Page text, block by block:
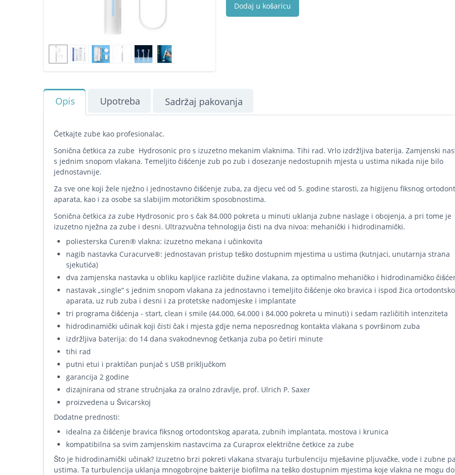
Dodaj u košaricu
Opis Upotreba Sadržaj pakovanja
Četkajte zube kao profesionalac.
Sonična četkica za zube Hydrosonic pro s izuzetno mekanim vlaknima. Tihi rad. Vrlo izdržljiva baterija. Zamjenski
s jednim snopom vlakana. Temeljito čišćenje zub po zub i dosezanje nedostupnih mjesta u ustima nikada nije bilo
jednostavnije.
Za sve one koji žele nježno i jednostavno čišćenje zuba, za djecu već od 5. godine starosti, za higijenu fiksnog
aparata, kao i za osobe sa slabijim motoričkim sposobnostima.
Sonična četkica za zube Hydrosonic pro s čak 84.000 pokreta u minuti uklanja zubne naslage i obojenja, a pri tome je
izuzetno nježna za zube i desni. Ultrazvučna tehnologija čisti na dva nivoa: mehanički i hidrodinamički.
poliesterska Curen® vlakna: izuzetno mekana i učinkovita
nagib nastavka Curacurve®: jednostavan pristup teško dostupnim mjestima u ustima (kutnjaci, unutarnja strana
sjekutića)
dva zamjenska nastavka u obliku kapljice različite dužine vlakana, za optimalno mehaničko i hidrodinamičko
nastavak „single“ s jednim snopom vlakana za jednostavno i temeljito čišćenje oko bravica i ispod žica
aparata, uz rub zuba i desni i za protetske nadomjeske i implantate
tri programa čišćenja - start, clean i smile (44.000, 64.000 i 84.000 pokreta u minuti) i sedam različitih intenziteta
hidrodinamički učinak koji čisti čak i mjesta gdje nema neposrednog kontakta vlakana s površinom zuba
izdržljiva baterija: do 14 dana svakodnevnog četkanja zuba po četiri minute
tihi rad
putni etui i praktičan punjač s USB priključkom
garancija 2 godine
dizajnirana od strane stručnjaka za oralno zdravlje, prof. Ulrich P. Saxer
proizvedena u Švicarskoj
Dodatne prednosti:
idealna za čišćenje bravica fiksnog ortodontskog aparata, zubnih implantata, mostova i krunica
kompatibilna sa svim zamjenskim nastavcima za Curaprox električne četkice za zube
Što je hidrodinamički učinak? Izuzetno brzi pokreti vlakana stvaraju turbulenciju mješavine pljuvačke, vode i zubne
ustima. Ta turbulencija uklanja mnogobrojne bakterije biofilma na teško dostupnim mjestima koje vlakna ne mogu